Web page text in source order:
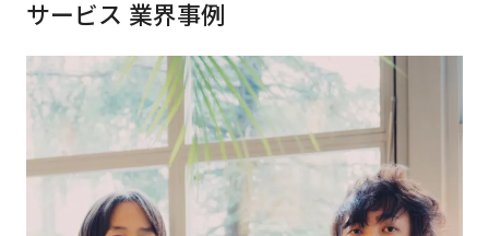
すべてのサービス・業界
サービスから探す
アプリケーション開発 クラウドネイティブ
デザインシステム構築支援 プロトタイピング・仮説検証
サービス 業界事例